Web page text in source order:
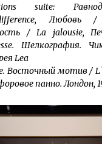
suite:
Любовь /
/ La jalousie,
Шелкография.
Lea
Восточный мотив /
панно. Лондон,